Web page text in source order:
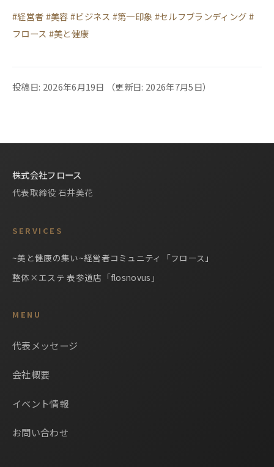
#経営者 #美容 #ビジネス #第一印象 #セルフブランディング #
フロース #美と健康
投稿日: 2026年6月19日 （更新日: 2026年7月5日）
株式会社フロース
代表取締役 石井美花
SERVICES
~美と健康の集い~経営者コミュニティ「フロース」
整体×エステ 表参道店「flosnovus」
MENU
代表メッセージ
会社概要
イベント情報
お問い合わせ